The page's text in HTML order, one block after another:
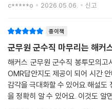
전을 경험해 볼 수 있습니다.
4. 입실 5분 전! 점수 끌어올리는
지문으로 학습 마무리
1) 군무원 국어 시험에서 빈출되는
외래어, 로마자 표기, 한자성어를
해 시험 직전 핵심포인트들을 효율
2) 행정법, 경영학 문제의 지문들
c*****o 2026.05.06. 신고
종이책
군무원 군수직 마무리는 해커
해커스 군무원 군수직 봉투모의
OMR답안지도 제공이 되어 시간
감각을 극대화할 수 있어요.해설도
을 정확히 알 수 있어요. 이것도 알